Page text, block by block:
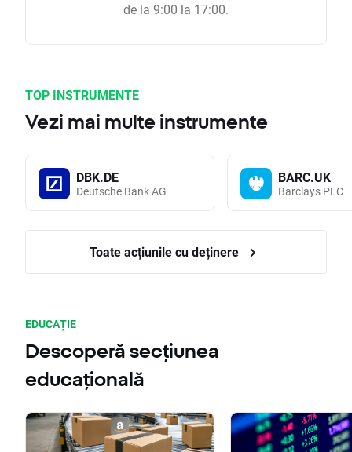
de la 9:00 la 17:00.
TOP INSTRUMENTE
Vezi mai multe instrumente
DBK.DE
Deutsche Bank AG
BARC.UK
Barclays PLC
Toate acțiunile cu deținere
EDUCAȚIE
Descoperă secțiunea
educațională